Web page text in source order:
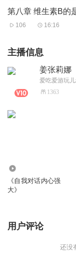
第八章 维生素B的
106 16:16
主播信息
姜张莉娜
爱吃爱游玩
1363
《自我对话内心强
大》
用户评论
还没